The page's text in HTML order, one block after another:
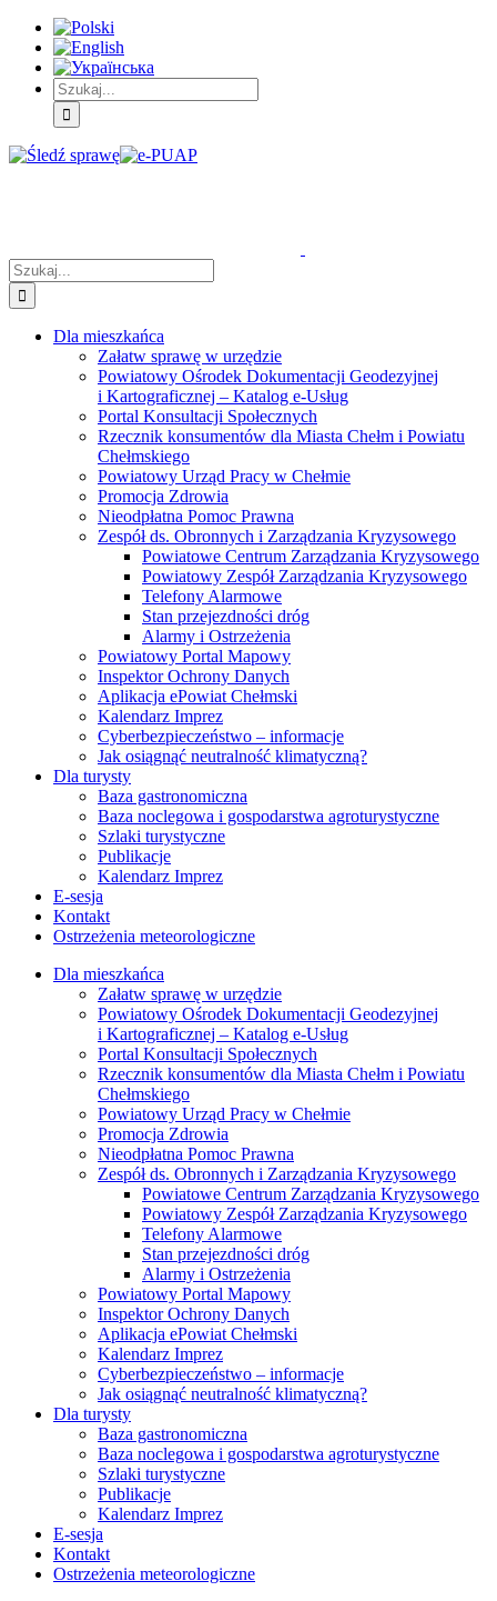
Skip
Treść
główna
Skip
Menu
główne
Skip
Menu
dodatkowe
Szukaj
Śledź
E-
Facebook
BIP
Instagram
Szukaj
Dla mieszkańca
Załatw sprawę w urzędzie
Powiatowy Ośrodek Dokumentacji Geodezyjnej
i Kartograficznej – Katalog e-Usług
Portal Konsultacji Społecznych
Rzecznik konsumentów dla Miasta Chełm i Powiatu
Chełmskiego
Powiatowy Urząd Pracy w Chełmie
Promocja Zdrowia
Nieodpłatna Pomoc Prawna
Zespół ds. Obronnych i Zarządzania Kryzysowego
Powiatowe Centrum Zarządzania Kryzysowego
Powiatowy Zespół Zarządzania Kryzysowego
Telefony Alarmowe
Stan przejezdności dróg
Alarmy i Ostrzeżenia
Powiatowy Portal Mapowy
Inspektor Ochrony Danych
Aplikacja ePowiat Chełmski
Kalendarz Imprez
Cyberbezpieczeństwo – informacje
Jak osiągnąć neutralność klimatyczną?
Dla turysty
Baza gastronomiczna
Baza noclegowa i gospodarstwa agroturystyczne
Szlaki turystyczne
Publikacje
Kalendarz Imprez
E-sesja
Kontakt
Ostrzeżenia meteorologiczne
Dla mieszkańca
Załatw sprawę w urzędzie
Powiatowy Ośrodek Dokumentacji Geodezyjnej
i Kartograficznej – Katalog e-Usług
Portal Konsultacji Społecznych
Rzecznik konsumentów dla Miasta Chełm i Powiatu
Chełmskiego
Powiatowy Urząd Pracy w Chełmie
Promocja Zdrowia
Nieodpłatna Pomoc Prawna
Zespół ds. Obronnych i Zarządzania Kryzysowego
Powiatowe Centrum Zarządzania Kryzysowego
Powiatowy Zespół Zarządzania Kryzysowego
Telefony Alarmowe
Stan przejezdności dróg
Alarmy i Ostrzeżenia
Powiatowy Portal Mapowy
Inspektor Ochrony Danych
Aplikacja ePowiat Chełmski
Kalendarz Imprez
Cyberbezpieczeństwo – informacje
Jak osiągnąć neutralność klimatyczną?
Dla turysty
Baza gastronomiczna
Baza noclegowa i gospodarstwa agroturystyczne
Szlaki turystyczne
Publikacje
Kalendarz Imprez
E-sesja
Kontakt
Ostrzeżenia meteorologiczne